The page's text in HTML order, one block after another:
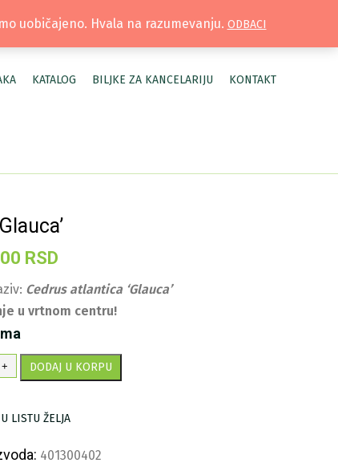
| MOJ NALOG
KATALOG BILJKE ZA KANCELARIJU KONTAKT
RSD
Cedrus atlantica ‘Glauca’
u vrtnom centru!
+ DODAJ U KORPU
LISTU ŽELJA
401300402
uobičajeno. Hvala na razumevanju. ODBACI